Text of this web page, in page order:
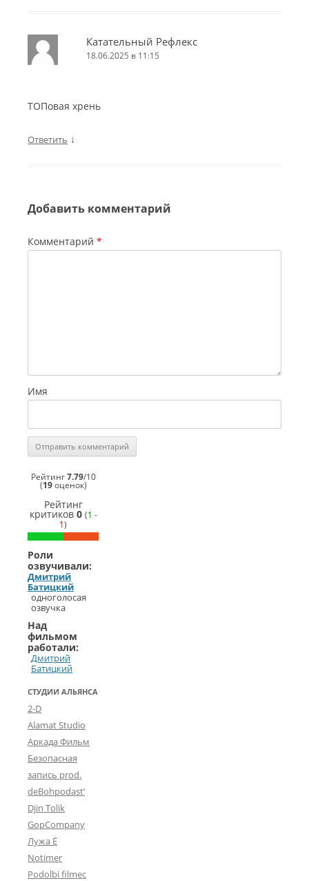
Катательный Рефлекс
18.06.2025 в 11:15
ТОПовая хрень
Ответить ↓
Добавить комментарий
Комментарий *
Имя
Рейтинг7.79/10
(19оценок)
Рейтинг
критиков 0 (1 -
1)
Роли
озвучивали:
Дмитрий
Батицкий
одноголосая
озвучка
Над
фильмом
работали:
Дмитрий
Батицкий
СТУДИИ АЛЬЯНСА
2-D
Alamat Studio
Аркада Фильм
Безопасная
запись prod.
deBohpodast’
Djin Tolik
GopCompany
Лужа Ё
Notimer
Podolbi filmec